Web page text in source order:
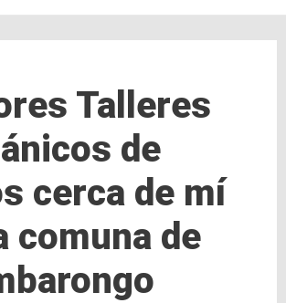
Talleres
de
cerca de mí
comuna de